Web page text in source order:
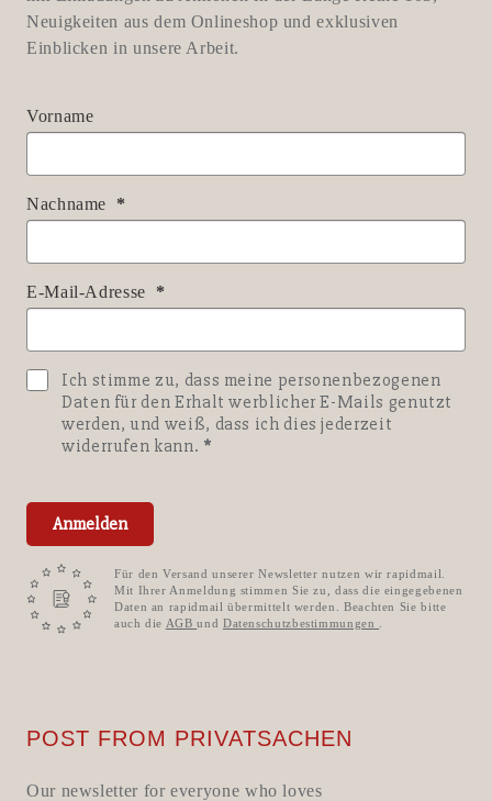
Neuigkeiten aus dem Onlineshop und exklusiven
Einblicken in unsere Arbeit.
Vorname
Nachname
E-Mail-Adresse
Ich stimme zu, dass meine personenbezogenen
Daten für den Erhalt werblicher E-Mails genutzt
werden, und weiß, dass ich dies jederzeit
widerrufen kann.
Anmelden
Für den Versand unserer Newsletter nutzen wir rapidmail.
Mit Ihrer Anmeldung stimmen Sie zu, dass die eingegebenen
Daten an rapidmail übermittelt werden. Beachten Sie bitte
auch die AGBund Datenschutzbestimmungen
POST FROM PRIVATSACHEN
Our newsletter for everyone who loves